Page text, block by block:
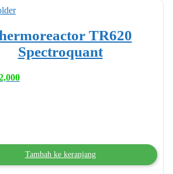
TR620
Spectroquant
Tambah ke keranjang